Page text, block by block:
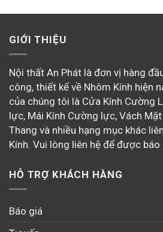
GIỚI THIỆU
Nội thất An Phát là đơn vị hàng
công, thiết kế về Nhôm Kính hiện
của chúng tôi là Cửa Kính Cường
lực, Mái Kính Cường lực, Vách Mặt
Thang và nhiều hạng mục khác
Kính. Vui lòng liên hệ để được
HỖ TRỢ KHÁCH HÀNG
Báo giá